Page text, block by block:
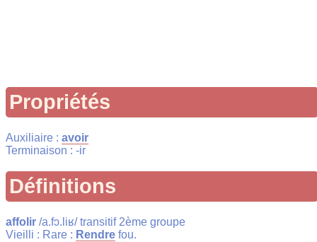
Propriétés
Auxiliaire : avoir
Terminaison : -ir
Définitions
affolir /a.fɔ.liʁ/ transitif 2ème groupe
Vieilli : Rare : Rendre fou.